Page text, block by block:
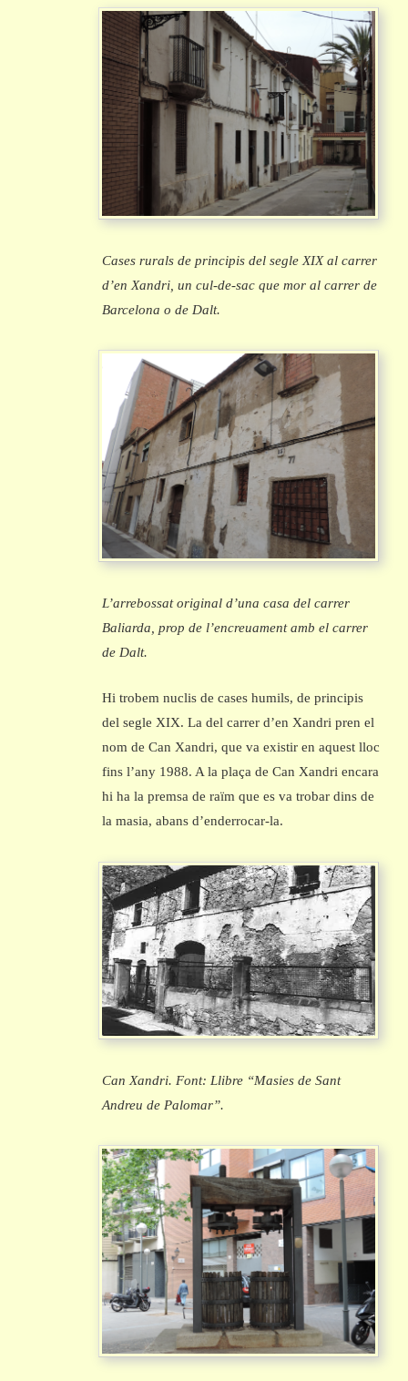
Cases rurals de principis del segle XIX al carrer
d’en Xandri, un cul-de-sac que mor al carrer de
Barcelona o de Dalt.
L’arrebossat original d’una casa del carrer
Baliarda, prop de l’encreuament amb el carrer
de Dalt.
Hi trobem nuclis de cases humils, de principis
del segle XIX. La del carrer d’en Xandri pren el
nom de Can Xandri, que va existir en aquest lloc
fins l’any 1988. A la plaça de Can Xandri encara
hi ha la premsa de raïm que es va trobar dins de
la masia, abans d’enderrocar-la.
Can Xandri. Font: Llibre “Masies de Sant
Andreu de Palomar”.